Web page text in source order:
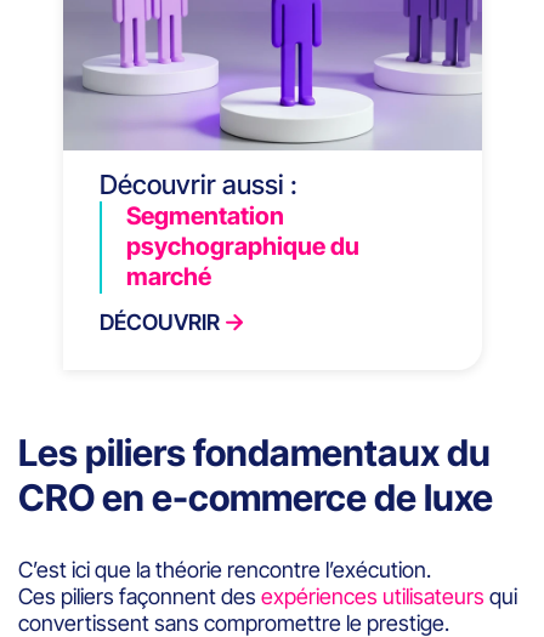
Découvrir aussi :
Segmentation
psychographique du
marché
DÉCOUVRIR
Les piliers fondamentaux du
CRO en e-commerce de luxe
C’est ici que la théorie rencontre l’exécution.
Ces piliers façonnent des expériences utilisateurs qui
convertissent sans compromettre le prestige.